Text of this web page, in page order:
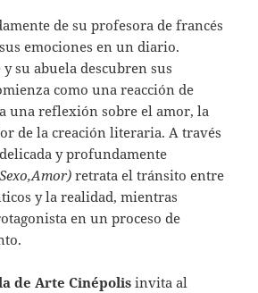
de su profesora de francés
emociones en un diario.
su abuela descubren sus
como una reacción de
una reflexión sobre el amor, la
de la creación literaria. A través
y profundamente
retrata el tránsito entre
y la realidad, mientras
en un proceso de
de Arte Cinépolis invita al